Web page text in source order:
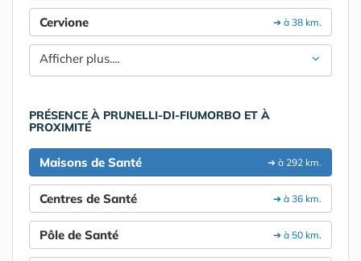
➔ à 38 km.
Cervione
Afficher plus....
PRÉSENCE À PRUNELLI-DI-FIUMORBO ET À
PROXIMITÉ
➔ à 292 km.
Maisons de Santé
➔ à 36 km.
Centres de Santé
➔ à 50 km.
Pôle de Santé